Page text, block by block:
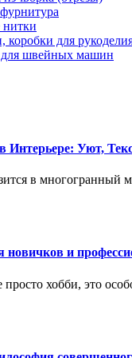
коробки для
швейных машин
Интерьере: Уют,
в многогранный
новичков и
хобби, это